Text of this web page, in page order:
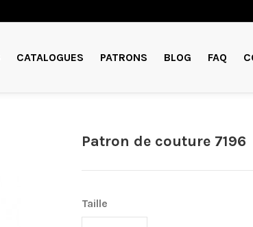
CATALOGUES PATRONS BLOG FAQ
Patron de couture 7196
Taille